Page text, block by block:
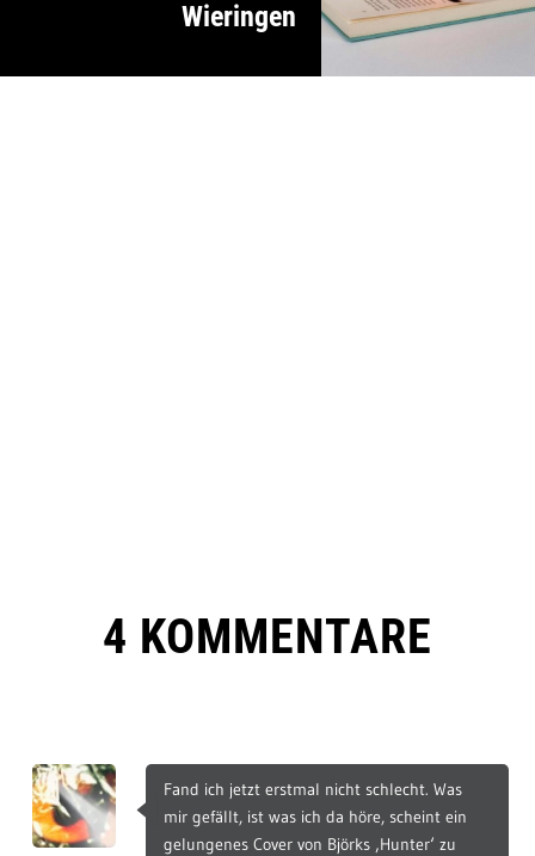
Wieringen
4 KOMMENTARE
Fand ich jetzt erstmal nicht schlecht. Was
mir gefällt, ist was ich da höre, scheint ein
gelungenes Cover von Björks ‚Hunter‘ zu